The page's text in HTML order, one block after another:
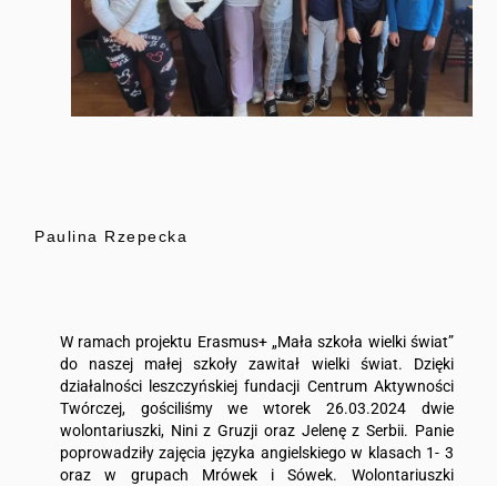
Paulina Rzepecka
W ramach projektu Erasmus+ „Mała szkoła wielki świat”
do naszej małej szkoły zawitał wielki świat. Dzięki
działalności leszczyńskiej fundacji Centrum Aktywności
Twórczej, gościliśmy we wtorek 26.03.2024 dwie
wolontariuszki, Nini z Gruzji oraz Jelenę z Serbii. Panie
poprowadziły zajęcia języka angielskiego w klasach 1- 3
oraz w grupach Mrówek i Sówek. Wolontariuszki